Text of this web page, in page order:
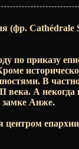
(фр.
по приказу
В
века. А
замке Анже.
центром